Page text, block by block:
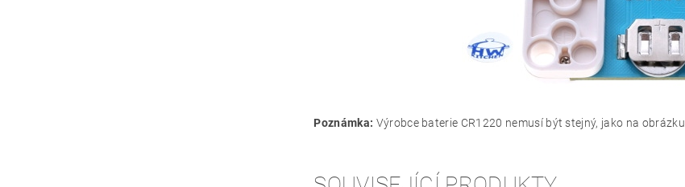
Poznámka: Výrobce baterie CR1220 nemusí být stejný, jako na obrázku.